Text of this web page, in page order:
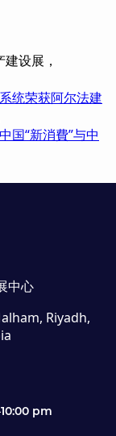
设展，
统荣获阿尔法建
国“新消費”与中
中心
Riyadh,
pm